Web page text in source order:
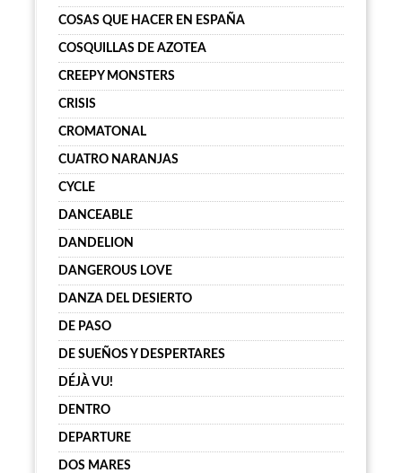
COSAS QUE HACER EN ESPAÑA
COSQUILLAS DE AZOTEA
CREEPY MONSTERS
CRISIS
CROMATONAL
CUATRO NARANJAS
CYCLE
DANCEABLE
DANDELION
DANGEROUS LOVE
DANZA DEL DESIERTO
DE PASO
DE SUEÑOS Y DESPERTARES
DÉJÀ VU!
DENTRO
DEPARTURE
DOS MARES